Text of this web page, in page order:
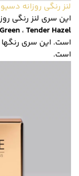
لنز رنگی روزانه دسیو Attitude 3 Tones
این سری لنز رنگی
، Tender Hazel
است. این سری
است.